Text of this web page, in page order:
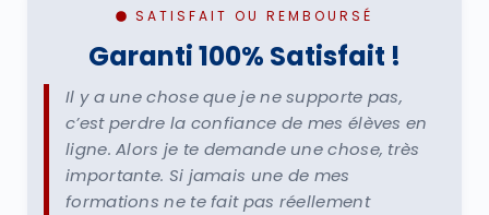
SATISFAIT OU REMBOURSÉ
Garanti 100% Satisfait !
Il y a une chose que je ne supporte pas,
c’est perdre la confiance de mes élèves en
ligne. Alors je te demande une chose, très
importante. Si jamais une de mes
formations ne te fait pas réellement